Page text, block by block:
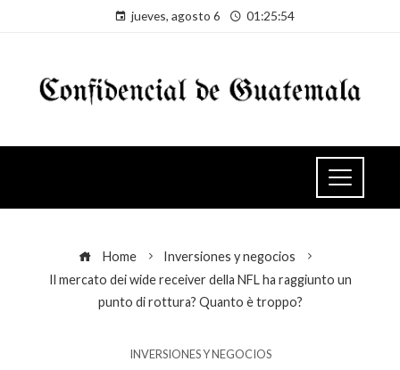
jueves, agosto 6 01:25:55
Home
Inversiones y negocios
Il mercato dei wide receiver della NFL ha raggiunto un
punto di rottura? Quanto è troppo?
INVERSIONES Y NEGOCIOS